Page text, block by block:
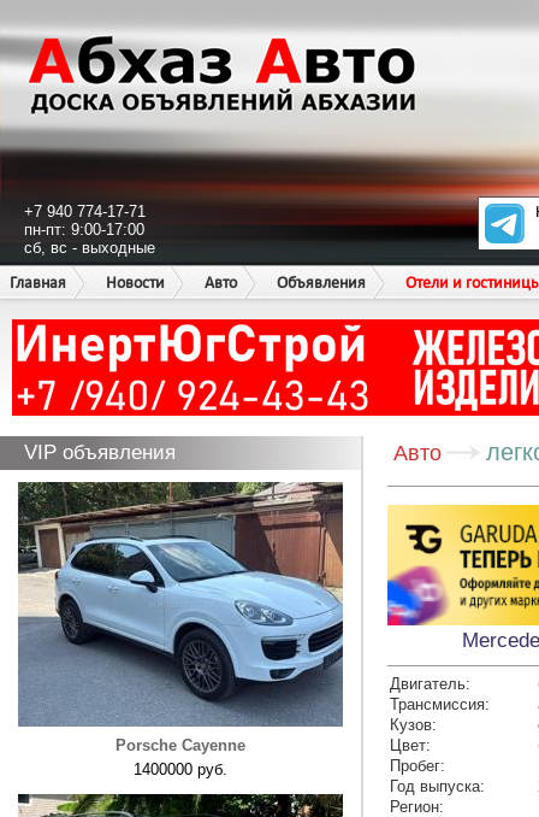
+7 940 774-17-71
пн-пт: 9:00-17:00
сб, вс - выходные
Главная
Новости Авто Объявления Отели и
VIP объявления
Porsche Cayenne
1400000 руб.
Авто
Двигатель:
Трансмиссия:
Кузов:
Цвет:
Пробег:
Год выпуска:
Регион: